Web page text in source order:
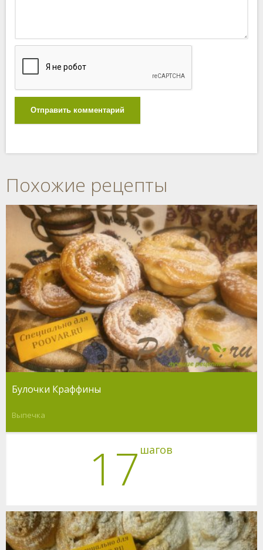
Отправить комментарий
Похожие рецепты
Булочки Краффины
Выпечка
17 шагов